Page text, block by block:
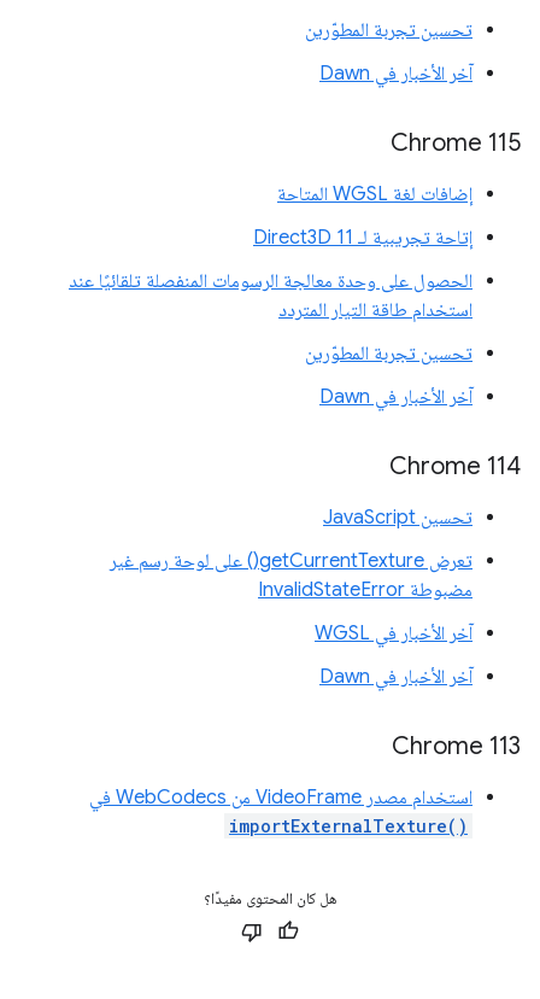
تحسين تجربة المطوّرين
آخر الأخبار في Dawn
Chrome 115
إضافات لغة WGSL المتاحة
إتاحة تجريبية لـ Direct3D 11
الحصول على وحدة معالجة الرسومات المنفصلة تلقائيًا عند
استخدام طاقة التيار المتردد
تحسين تجربة المطوّرين
آخر الأخبار في Dawn
Chrome 114
تحسين JavaScript
تعرض getCurrentTexture() على لوحة رسم غير
مضبوطة InvalidStateError
آخر الأخبار في WGSL
آخر الأخبار في Dawn
Chrome 113
استخدام مصدر VideoFrame من WebCodecs في
importExternalTexture()
هل كان المحتوى مفيدًا؟